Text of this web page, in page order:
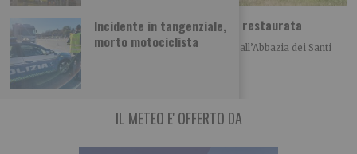
Incidente in tangenziale,
morto motociclista
Abbazia di Novalesa, nuova scala e facciata restaurata
Nell’anno del 1300° anniversario della fondazione, all’Abbazia dei Santi
Pietro e Andrea di Novalesa sono stati
IL METEO E' OFFERTO DA